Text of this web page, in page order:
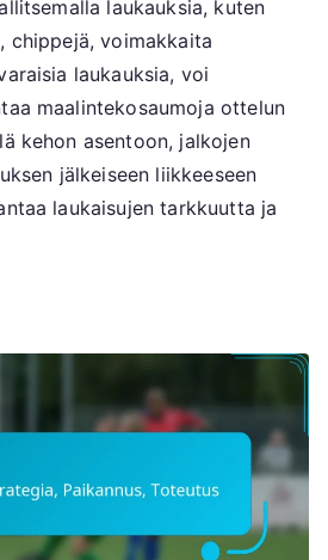
laukauksia, kuten
chippejä, voimakkaita
laukauksia, voi
maalintekosaumoja ottelun
kehon asentoon, jalkojen
jälkeiseen liikkeeseen
laukaisujen tarkkuutta ja